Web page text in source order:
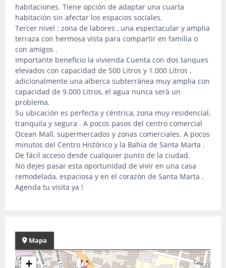
habitaciones. Tiene opción de adaptar una cuarta
habitación sin afectar los espacios sociales.
Tercer nivel : zona de labores , una espectacular y amplia
terraza con hermosa vista para compartir en familia o
con amigos .
Importante beneficio la vivienda Cuenta con dos tanques
elevados con capacidad de 500 Litros y 1.000 Litros ,
adicionalmente una alberca subterránea muy amplia con
capacidad de 9.000 Litros, el agua nunca será un
problema.
Su ubicación es perfecta y céntrica, zona muy residencial,
tranquila y segura . A pocos pasos del centro comercial
Ocean Mall, supermercados y zonas comerciales. A pocos
minutos del Centro Histórico y la Bahía de Santa Marta .
De fácil acceso desde cualquier punto de la ciudad.
No dejes pasar esta oportunidad de vivir en una casa
remodelada, espaciosa y en el corazón de Santa Marta .
Agenda tu visita ya !
Mapa
+